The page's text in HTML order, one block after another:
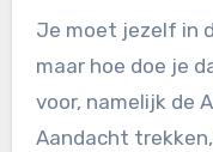
Je moet jezelf in
maar hoe doe je
voor, namelijk de
Aandacht